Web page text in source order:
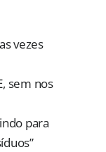
vezes
sem nos
para